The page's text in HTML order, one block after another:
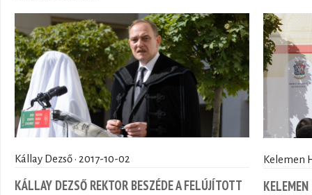
Kállay Dezső · 2017-10-02
KÁLLAY DEZSŐ REKTOR BESZÉDE A FELÚJÍTOTT
Kelemen